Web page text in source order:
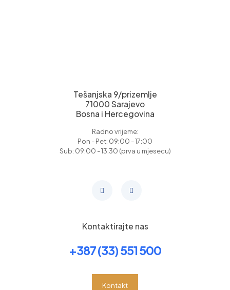
Tešanjska 9/prizemlje
71000 Sarajevo
Bosna i Hercegovina
Radno vrijeme:
Pon - Pet: 09:00 - 17:00
Sub: 09:00 - 13:30 (prva u mjesecu)
Kontaktirajte nas
+387 (33) 551 500
Kontakt